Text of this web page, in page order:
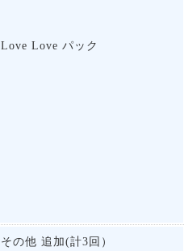
Love Love パック
その他 追加(計3回）